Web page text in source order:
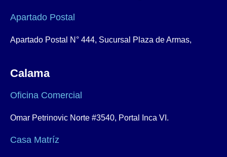
Apartado Postal
Apartado Postal N° 444, Sucursal Plaza de Armas,
Calama
Oficina Comercial
Omar Petrinovic Norte #3540, Portal Inca VI.
Casa Matríz